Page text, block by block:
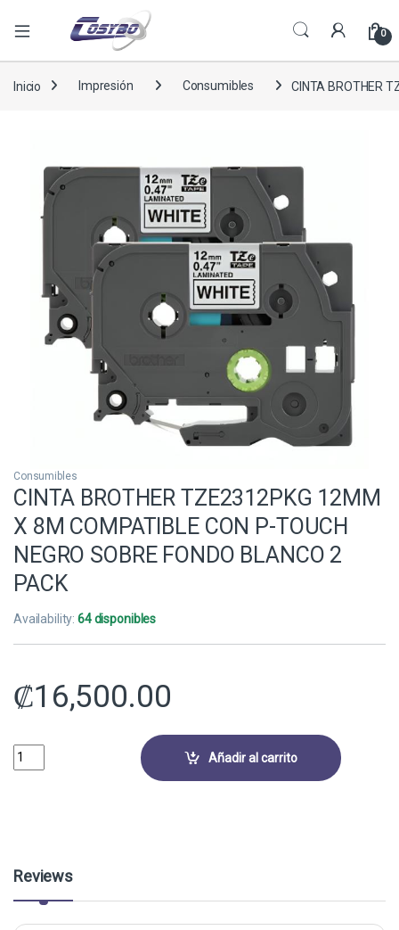
0
Inicio Impresión Consumibles CINTA BROTHER
Consumibles
CINTA BROTHER TZE2312PKG 12MM
X 8M COMPATIBLE CON P-TOUCH
NEGRO SOBRE FONDO BLANCO 2
PACK
Availability:64 disponibles
₡16,500.00
CINTA BROTHER TZE2312PKG 12MM X 8M COMPATIBLE CON P-
Añadir al carrito
Reviews